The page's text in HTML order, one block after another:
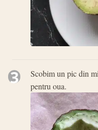
3
Scobim un pic din
pentru oua.